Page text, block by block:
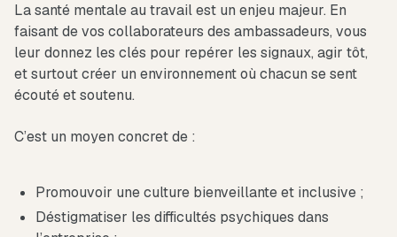
La santé mentale au travail est un enjeu majeur. En
faisant de vos collaborateurs des ambassadeurs, vous
leur donnez les clés pour repérer les signaux, agir tôt,
et surtout créer un environnement où chacun se sent
écouté et soutenu.
C’est un moyen concret de :
Promouvoir une culture bienveillante et inclusive ;
Déstigmatiser les difficultés psychiques dans